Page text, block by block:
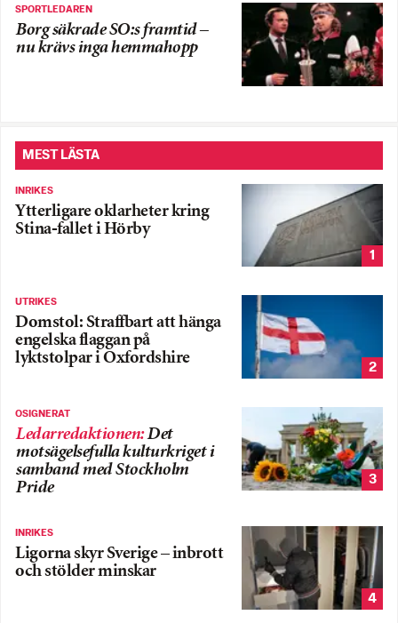
SPORTLEDAREN
Borg säkrade SO:s framtid –
nu krävs inga hemmahopp
MEST LÄSTA
INRIKES
Ytterligare oklarheter kring
Stina-fallet i Hörby
1
UTRIKES
Domstol: Straffbart att hänga
engelska flaggan på
lyktstolpar i Oxfordshire
2
OSIGNERAT
Ledarredaktionen:Det
motsägelsefulla kulturkriget i
samband med Stockholm
Pride
3
INRIKES
Ligorna skyr Sverige – inbrott
och stölder minskar
4